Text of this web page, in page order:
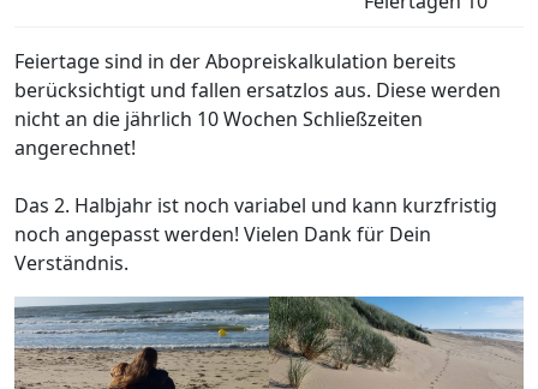
Feiertage sind in der Abopreiskalkulation bereits
berücksichtigt und fallen ersatzlos aus. Diese werden
nicht an die jährlich 10 Wochen Schließzeiten
angerechnet!
Das 2. Halbjahr ist noch variabel und kann kurzfristig
noch angepasst werden! Vielen Dank für Dein
Verständnis.